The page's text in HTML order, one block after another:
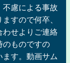
不慮による事故
すので何卒、
わせよりご連絡
のものですの
す。動画サム